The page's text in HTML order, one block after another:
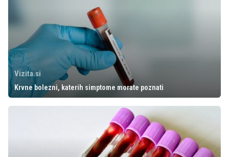
Vizita.si
Krvne bolezni, katerih simptome morate poznati